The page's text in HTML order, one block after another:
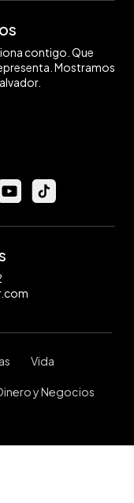
contigo. Que
Mostramos
Vida
y Negocios